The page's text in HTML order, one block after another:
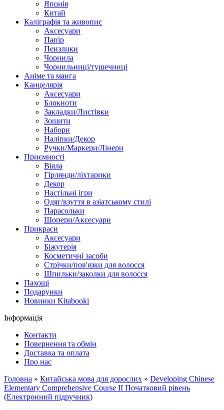
Японія
Китай
Каліграфія та живопис
Аксесуари
Папір
Пензлики
Чорнила
Чорнильниці/тушечниці
Аніме та манга
Канцелярія
Аксесуари
Блокноти
Закладки/Листівки
Зошити
Набори
Наліпки/Декор
Ручки/Маркери/Лінери
Приємності
Віяла
Гірлянди/ліхтарики
Декор
Настільні ігри
Одяг/взуття в азіатському стилі
Парасольки
Шопери/Аксесуари
Прикраси
Аксесуари
Біжутерія
Косметичні засоби
Стрічки/пов'язки для волосся
Шпильки/заколки для волосся
Пахощі
Подарунки
Новинки Kitabooki
Інформація
Контакти
Повернення та обмін
Доставка та оплата
Про нас
Головна » Китайська мова для дорослих » Developing Chinese
Elementary Comprehensive Course II Початковий рівень
(Електронний підручник)